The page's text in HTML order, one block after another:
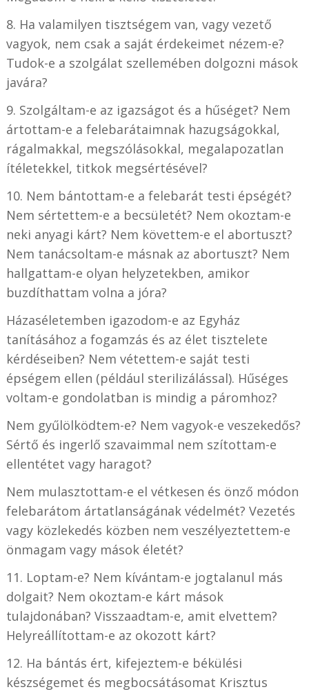
8. Ha valamilyen tisztségem van, vagy vezető
vagyok, nem csak a saját érdekeimet nézem-e?
Tudok-e a szolgálat szellemében dolgozni mások
javára?
9. Szolgáltam-e az igazságot és a hűséget? Nem
ártottam-e a felebarátaimnak hazugságokkal,
rágalmakkal, megszólásokkal, megalapozatlan
ítéletekkel, titkok megsértésével?
10. Nem bántottam-e a felebarát testi épségét?
Nem sértettem-e a becsületét? Nem okoztam-e
neki anyagi kárt? Nem követtem-e el abortuszt?
Nem tanácsoltam-e másnak az abortuszt? Nem
hallgattam-e olyan helyzetekben, amikor
buzdíthattam volna a jóra?
Házaséletemben igazodom-e az Egyház
tanításához a fogamzás és az élet tisztelete
kérdéseiben? Nem vétettem-e saját testi
épségem ellen (például sterilizálással). Hűséges
voltam-e gondolatban is mindig a páromhoz?
Nem gyűlölködtem-e? Nem vagyok-e veszekedős?
Sértő és ingerlő szavaimmal nem szítottam-e
ellentétet vagy haragot?
Nem mulasztottam-e el vétkesen és önző módon
felebarátom ártatlanságának védelmét? Vezetés
vagy közlekedés közben nem veszélyeztettem-e
önmagam vagy mások életét?
11. Loptam-e? Nem kívántam-e jogtalanul más
dolgait? Nem okoztam-e kárt mások
tulajdonában? Visszaadtam-e, amit elvettem?
Helyreállítottam-e az okozott kárt?
12. Ha bántás ért, kifejeztem-e békülési
készségemet és megbocsátásomat Krisztus